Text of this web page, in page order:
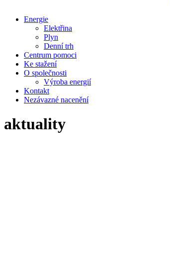
Energie
Elektřina
Plyn
Denní trh
Centrum pomoci
Ke stažení
O společnosti
Výroba energií
Kontakt
Nezávazné nacenění
aktuality